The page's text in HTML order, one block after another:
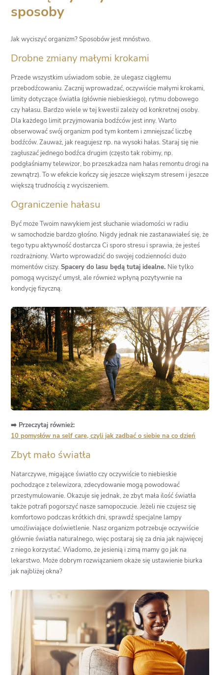
sposoby
Jak wyciszyć organizm? Sposobów jest mnóstwo.
Drobne zmiany małymi krokami
Przede wszystkim uświadom sobie, że ulegasz ciągłemu
przebodźcowaniu. Zacznij wprowadzać, oczywiście małymi krokami,
limity dotyczące światła (głównie niebieskiego), rytmu dobowego
czy hałasu. Bardzo wiele w tej kwestii zależy od konkretnej osoby.
Dla każdego limit przyjmowania bodźców jest inny. Warto
obserwować swój organizm pod tym kontem i zmniejszać liczbę
bodźców. Zauważ, jak reagujesz np. na wysoki hałas. Staraj się nie
zagłuszać jednego bodźca drugim (często tak robimy, np.
podgłaśniamy telewizor, bo przeszkadza nam hałas remontu drogi na
zewnątrz). To w efekcie kończy się jeszcze większym stresem i jeszcze
większą trudnością z wyciszeniem.
Ograniczenie hałasu
Być może Twoim nawykiem jest słuchanie wiadomości w radiu
w samochodzie bardzo głośno. Nigdy jednak nie zastanawiałeś się, że
tego typu aktywność dostarcza Ci sporo stresu i sprawia, że jesteś
rozdrażniony. Warto wprowadzić do swojej codzienności dużo
momentów ciszy.Spacery do lasu będą tutaj idealne. Nie tylko
pomogą wyciszyć umysł, ale również wpłyną pozytywnie na
kondycję fizyczną.
➡️ Przeczytaj również:
10 pomysłów na self care, czyli jak zadbać o siebie na co dzień
Zbyt mało światła
Natarczywe, migające światło czy oczywiście to niebieskie
pochodzące z telewizora, zdecydowanie mogą powodować
przestymulowanie. Okazuje się jednak, że zbyt mała ilość światła
także potrafi pogorszyć nasze samopoczucie. Jeżeli nie czujesz się
komfortowo podczas krótkich dni, sprawdź specjalne lampy
umożliwiające doświetlenie. Nasz organizm potrzebuje oczywiście
głównie światła naturalnego, więc postaraj się za dnia jak najwięcej
z niego korzystać. Wiadomo, że jesienią i zimą mamy go jak na
lekarstwo. Może dobrym rozwiązaniem okaże się ustawienie biurka
jak najbliżej okna?